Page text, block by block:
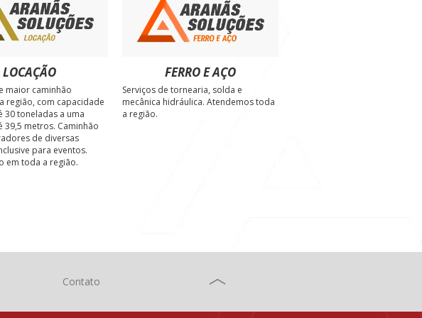
LOCAÇÃO
maior caminhão
região, com capacidade
30 toneladas a uma
39,5 metros. Caminhão
de diversas
para eventos.
em toda a região.
FERRO E AÇO
Serviços de tornearia, solda e
mecânica hidráulica. Atendemos toda
a região.
Contato